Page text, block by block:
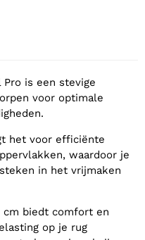
is een stevige
voor optimale
het voor efficiënte
waardoor je
in het vrijmaken
cm biedt comfort en
op je rug